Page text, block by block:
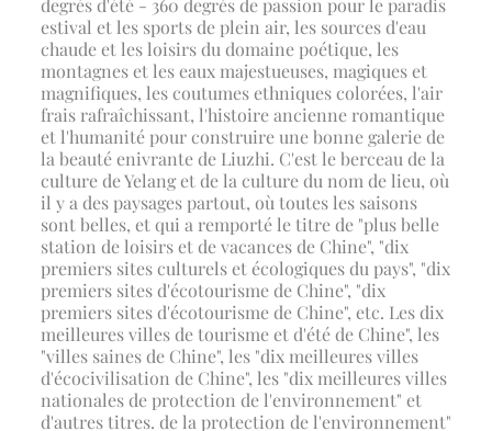
degrés d'été - 360 degrés de passion pour le paradis
estival et les sports de plein air, les sources d'eau
chaude et les loisirs du domaine poétique, les
montagnes et les eaux majestueuses, magiques et
magnifiques, les coutumes ethniques colorées, l'air
frais rafraîchissant, l'histoire ancienne romantique
et l'humanité pour construire une bonne galerie de
la beauté enivrante de Liuzhi. C'est le berceau de la
culture de Yelang et de la culture du nom de lieu, où
il y a des paysages partout, où toutes les saisons
sont belles, et qui a remporté le titre de "plus belle
station de loisirs et de vacances de Chine", "dix
premiers sites culturels et écologiques du pays", "dix
premiers sites d'écotourisme de Chine", "dix
premiers sites d'écotourisme de Chine", etc. Les dix
meilleures villes de tourisme et d'été de Chine", les
"villes saines de Chine", les "dix meilleures villes
d'écocivilisation de Chine", les "dix meilleures villes
nationales de protection de l'environnement" et
d'autres titres. de la protection de l'environnement"